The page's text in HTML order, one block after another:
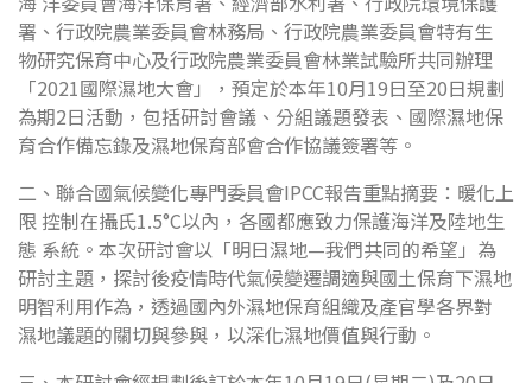
署、行政院農業委員會林務局、行政院農業委員會特有生
物研究保育中心及行政院農業委員會林業試驗所共同辦理
「2021國際濕地大會」，預定於本年10月19日至20日規劃
為期2日活動，包括研討會議、分組議題發表、國際濕地保
育合作備忘錄及濕地保育部會合作協議簽署等。
二、聯合國氣候變化專門委員會IPCC報告重點摘要：暖化上
限 控制在攝氏1.5°C以內，各國都應致力保護海洋及陸地生
態 系統。本次研討會以「明日濕地—我們共同的希望」為
研討主題，探討後疫情時代氣候變遷調適與國土保育下濕地
明智利用作為，透過國內外濕地保育組織及產官學各界對
濕地議題的關切與參與，以深化濕地價值與行動。